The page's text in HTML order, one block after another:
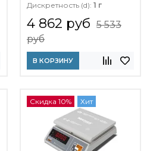
Дискретность (d): 1 г
4 862 руб 5 533
руб
В КОРЗИНУ
Скидка 10% Хит